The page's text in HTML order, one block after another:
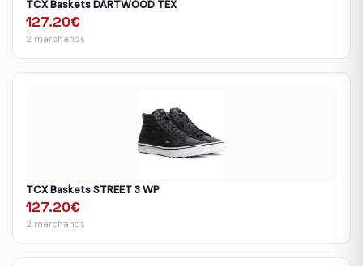
TCX Baskets DARTWOOD TEX
127.20€
2 marchands
TCX Baskets STREET 3 WP
127.20€
2 marchands